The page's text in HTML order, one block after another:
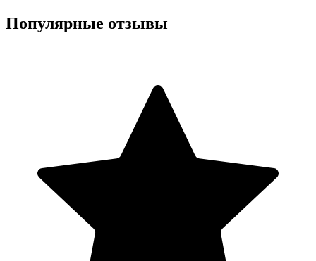
Популярные отзывы